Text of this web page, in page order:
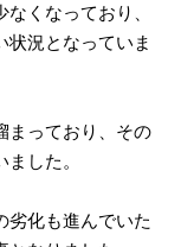
くなっており、
状況となっていま
まっており、その
した。
劣化も進んでいた